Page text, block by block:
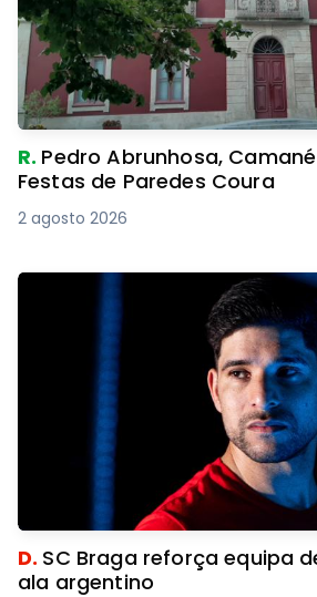
R. Pedro Abrunhosa,
Festas de Paredes Coura
2 agosto 2026
D. SC Braga reforça equipa
ala argentino